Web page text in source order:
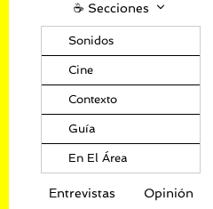
☕️ Secciones
Sonidos
Cine
Contexto
Guía
En El Área
Entrevistas Opinión